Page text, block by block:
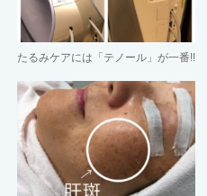
たるみケアには「テノール」が一番!!